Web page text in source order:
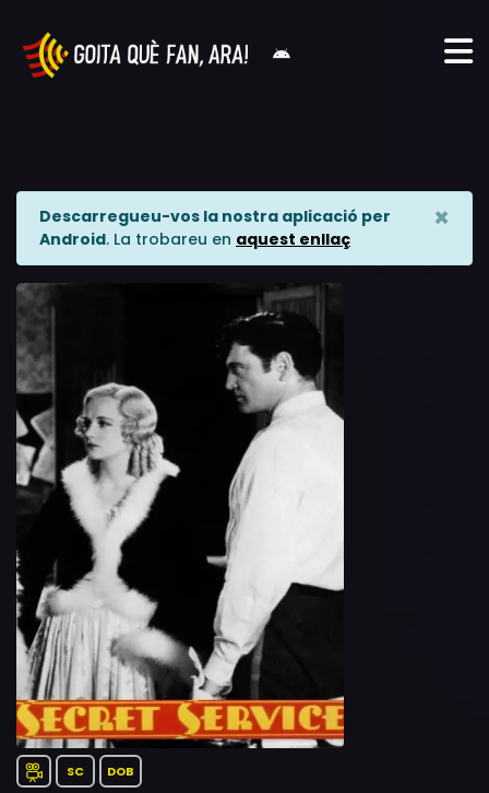
Descarregueu-vos la nostra aplicació per
Android. La trobareu en aquest enllaç
×
SC DOB